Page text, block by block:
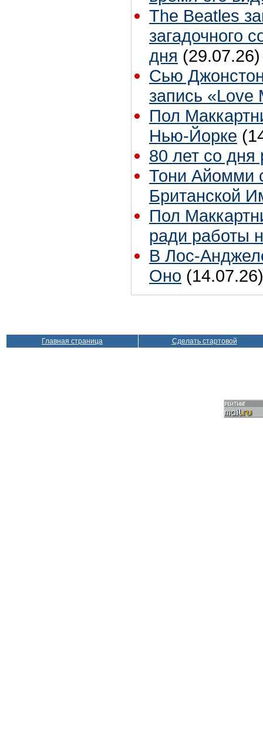
The Beatles
загадочного
дня (29.07.26)
Сью
запись «Love
Пол
Нью-Йорке
80 лет со
Тони Айомми
Британской
Пол
ради работы
В Лос-
Оно (14.07.26)
Главная страница Сделать стартовой